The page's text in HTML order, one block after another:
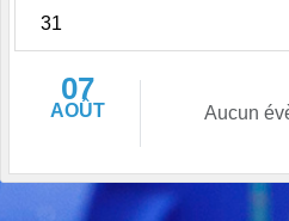
31
07
AOÛT Aucun